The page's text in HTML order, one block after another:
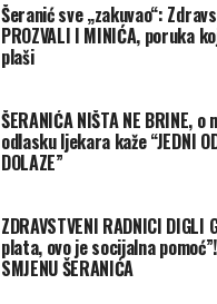
Šeranić sve „zakuvao“:
PROZVALI I MINIĆA, poruka
plaši
ŠERANIĆA NIŠTA NE BRINE, o
odlasku ljekara kaže “JEDNI
DOLAZE”
ZDRAVSTVENI RADNICI DIGLI
plata, ovo je socijalna
SMJENU ŠERANIĆA